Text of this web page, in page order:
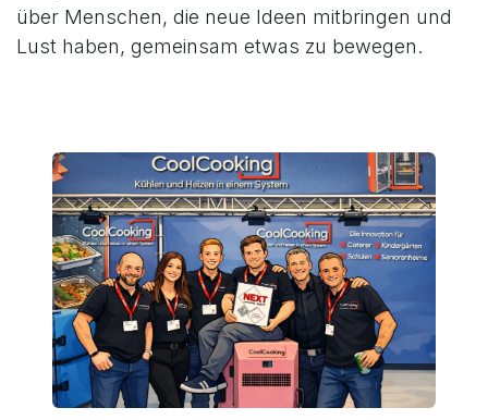
über Menschen, die neue Ideen mitbringen und
Lust haben, gemeinsam etwas zu bewegen.